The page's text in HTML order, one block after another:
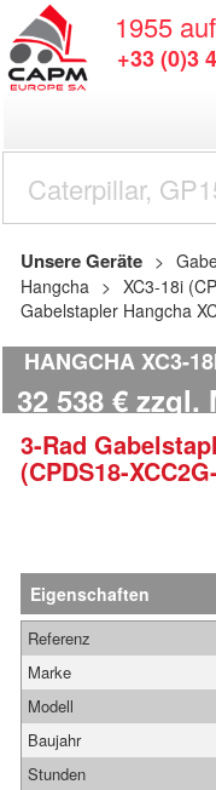
1955
+33 (0)3
Unsere Geräte
Hangcha
XC3-18i
Gabelstapler Hangcha
HANGCHA XC3-
32 538 € zzgl.
3-Rad
(CPDS18-
Eigenschaften
Referenz
Marke
Modell
Baujahr
Stunden